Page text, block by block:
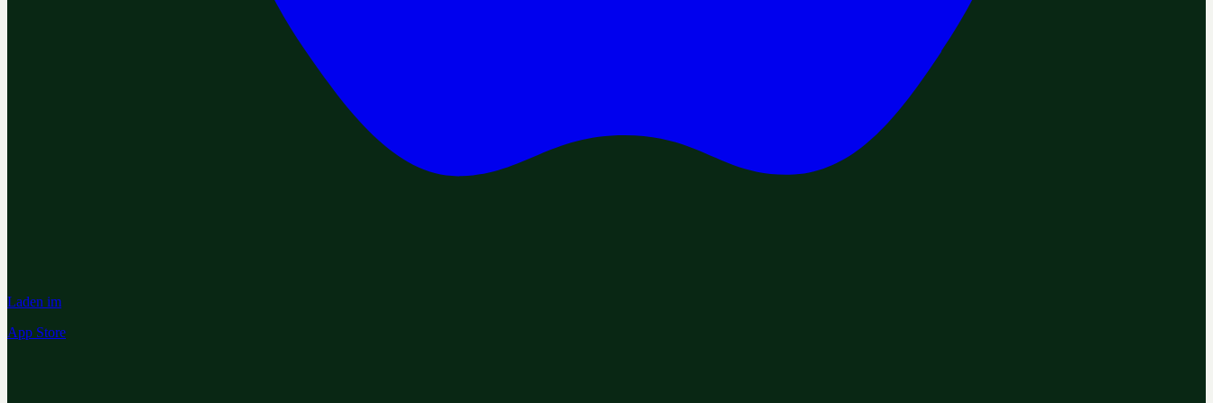
Laden im
App Store